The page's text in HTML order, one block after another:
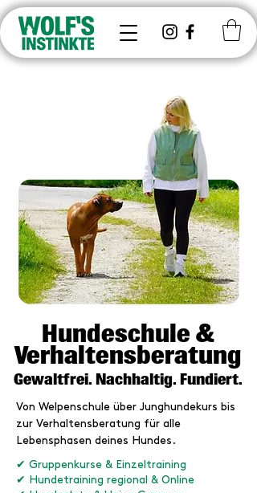
Hundeschule &
Verhaltensberatung
Gewaltfrei. Nachhaltig. Fundiert.
Von Welpenschule über Junghundekurs bis
zur Verhaltensberatung für alle
Lebensphasen deines Hundes.
✔ Gruppenkurse & Einzeltraining
✔
Hundetraining regional & Online